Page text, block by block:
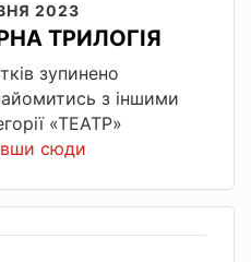
2023
ТРИЛОГІЯ
зупинено
з іншими
«ТЕАТР»
сюди